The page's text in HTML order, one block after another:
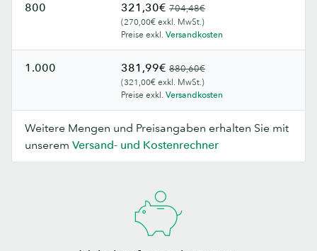
800 321,30€ 704,48€
(270,00€ exkl. MwSt.)
Preise exkl. Versandkosten
1.000 381,99€ 880,60€
(321,00€ exkl. MwSt.)
Preise exkl. Versandkosten
Weitere Mengen und Preisangaben erhalten Sie mit
unserem Versand- und Kostenrechner